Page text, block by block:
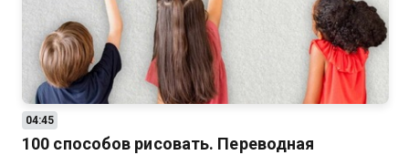
04:45
100 cпособов рисовать. Переводная